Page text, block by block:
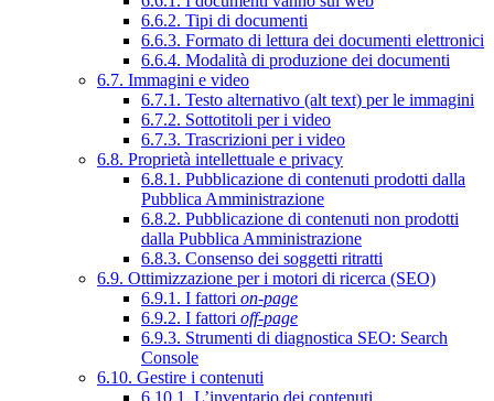
6.6.2. Tipi di documenti
6.6.3. Formato di lettura dei documenti elettronici
6.6.4. Modalità di produzione dei documenti
6.7. Immagini e video
6.7.1. Testo alternativo (alt text) per le immagini
6.7.2. Sottotitoli per i video
6.7.3. Trascrizioni per i video
6.8. Proprietà intellettuale e privacy
6.8.1. Pubblicazione di contenuti prodotti dalla
Pubblica Amministrazione
6.8.2. Pubblicazione di contenuti non prodotti
dalla Pubblica Amministrazione
6.8.3. Consenso dei soggetti ritratti
6.9. Ottimizzazione per i motori di ricerca (SEO)
6.9.1. I fattori on-page
6.9.2. I fattori off-page
6.9.3. Strumenti di diagnostica SEO: Search
Console
6.10. Gestire i contenuti
6.10.1. L’inventario dei contenuti